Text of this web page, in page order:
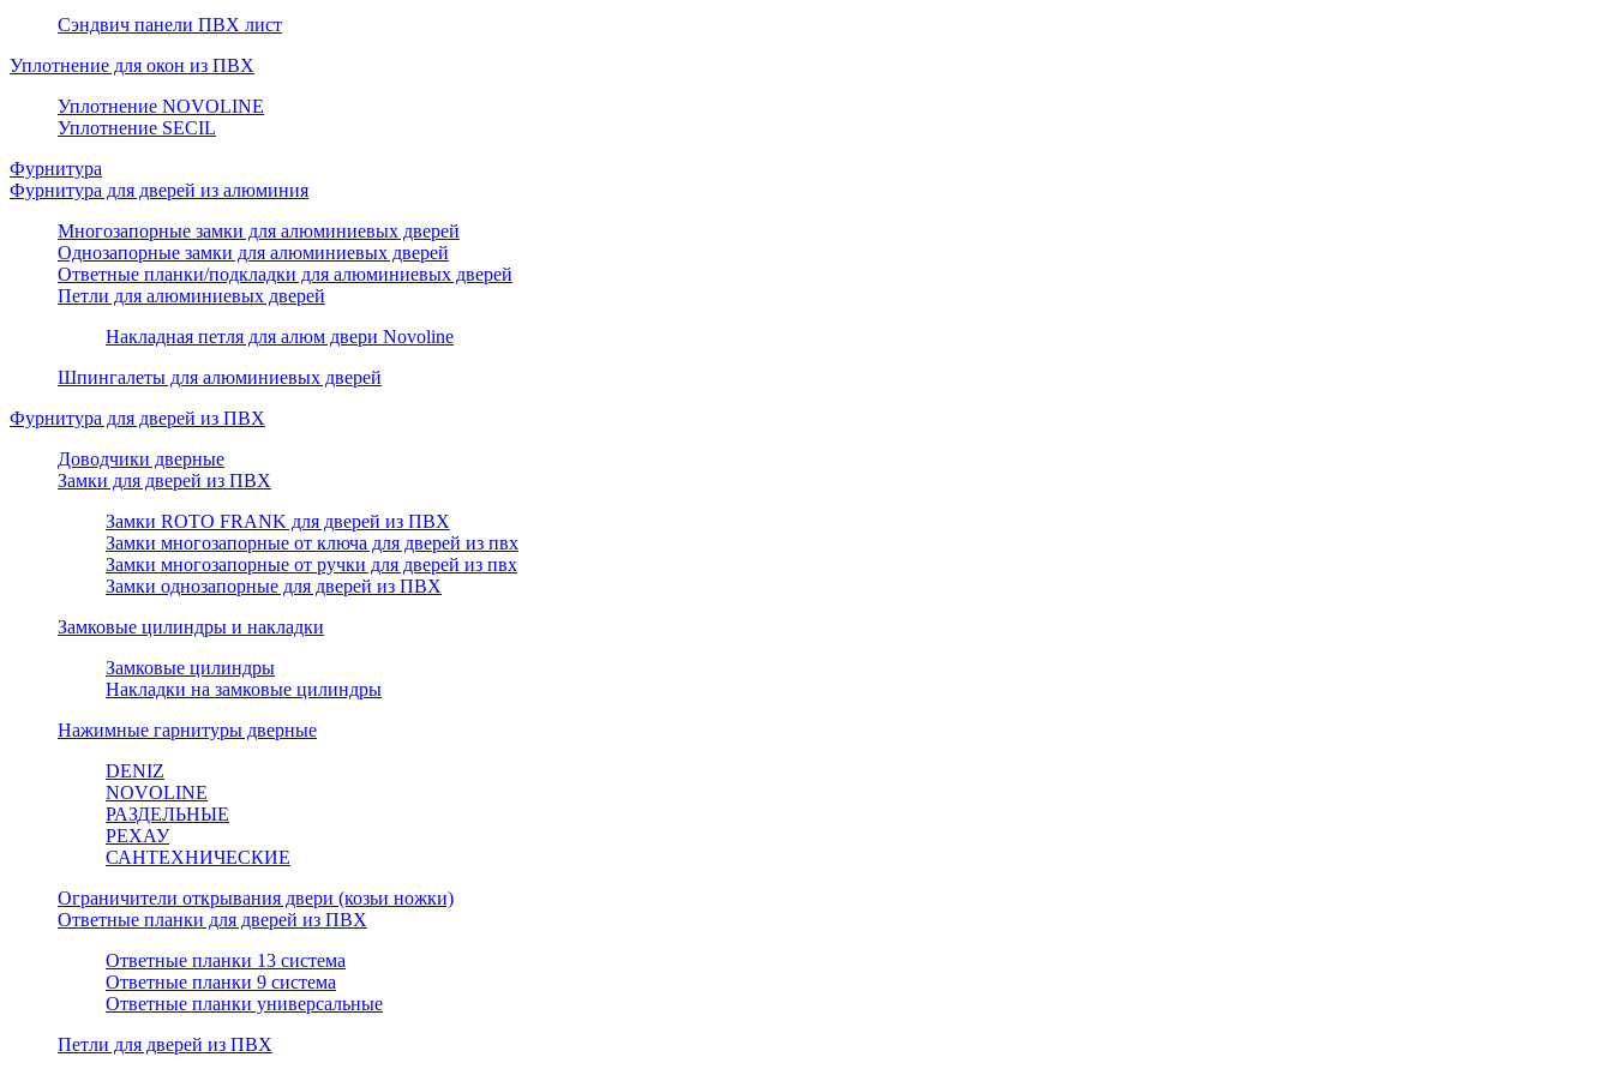
Сэндвич панели ПВХ лист
Уплотнение для окон из ПВХ
Уплотнение NOVOLINE
Уплотнение SECIL
Фурнитура
Фурнитура для дверей из алюминия
Многозапорные замки для алюминиевых дверей
Однозапорные замки для алюминиевых дверей
Ответные планки/подкладки для алюминиевых дверей
Петли для алюминиевых дверей
Накладная петля для алюм двери Novoline
Шпингалеты для алюминиевых дверей
Фурнитура для дверей из ПВХ
Доводчики дверные
Замки для дверей из ПВХ
Замки ROTO FRANK для дверей из ПВХ
Замки многозапорные от ключа для дверей из пвх
Замки многозапорные от ручки для дверей из пвх
Замки однозапорные для дверей из ПВХ
Замковые цилиндры и накладки
Замковые цилиндры
Накладки на замковые цилиндры
Нажимные гарнитуры дверные
DENIZ
NOVOLINE
РАЗДЕЛЬНЫЕ
РЕХАУ
САНТЕХНИЧЕСКИЕ
Ограничители открывания двери (козьи ножки)
Ответные планки для дверей из ПВХ
Ответные планки 13 система
Ответные планки 9 система
Ответные планки универсальные
Петли для дверей из ПВХ